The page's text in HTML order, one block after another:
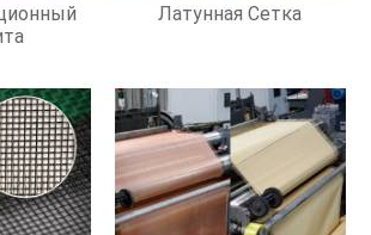
Латунная Сетка